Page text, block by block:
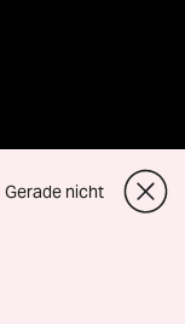
Gerade nicht